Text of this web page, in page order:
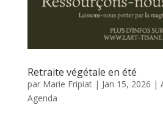
Retraite végétale en été
par Marie Fripiat| Jan 15, 2026 |
Agenda